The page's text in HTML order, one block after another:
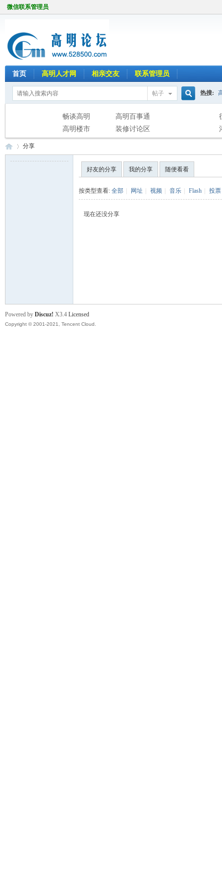
微信联系管理员
首页 高明人才网 相亲交友 联系管理员
帖子 热搜:
畅谈高明
高明百事通
高明楼市
装修讨论区
分享
好友的分享 我的分享 随便看看
按类型查看: 全部 网址 视频 音乐 Flash 投票
现在还没分享
Powered by Discuz! X3.4 Licensed
Copyright © 2001-2021, Tencent Cloud.